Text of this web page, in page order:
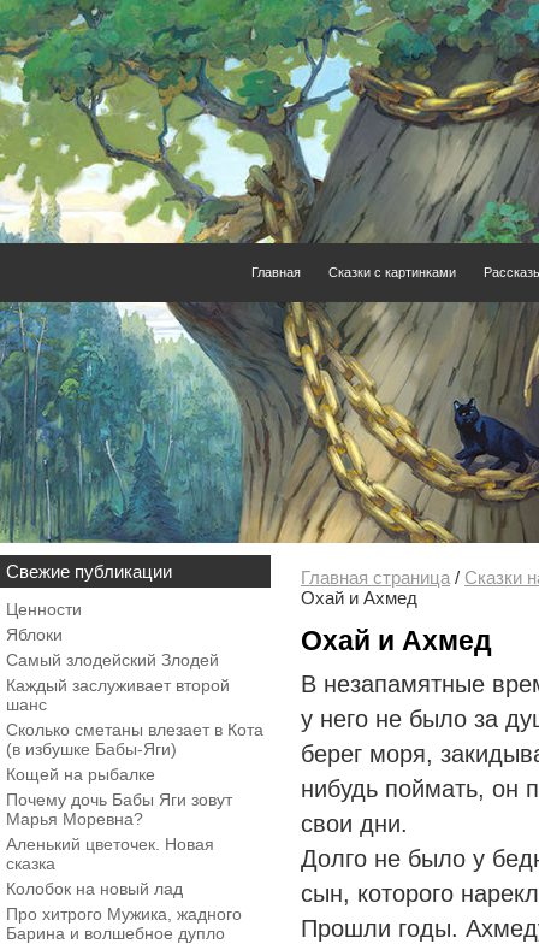
Главная Сказки с картинками
Свежие публикации
Ценности
Яблоки
Самый злодейский Злодей
Каждый заслуживает второй
шанс
Сколько сметаны влезает в Кота
(в избушке Бабы-Яги)
Кощей на рыбалке
Почему дочь Бабы Яги зовут
Марья Моревна?
Аленький цветочек. Новая
сказка
Колобок на новый лад
Про хитрого Мужика, жадного
Барина и волшебное дупло
Главная страница / Сказки
Охай и Ахмед
Охай и Ахмед
В незапамятные
у него не было за
берег моря,
нибудь поймать, он
свои дни.
Долго не было у
сын, которого
Прошли годы.